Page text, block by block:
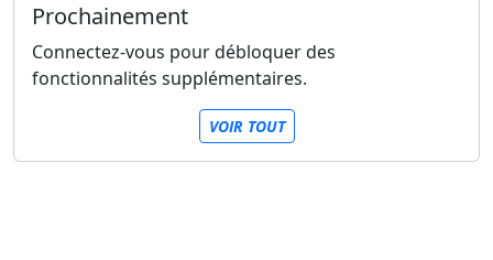
Prochainement
Connectez-vous pour débloquer des
fonctionnalités supplémentaires.
VOIR TOUT